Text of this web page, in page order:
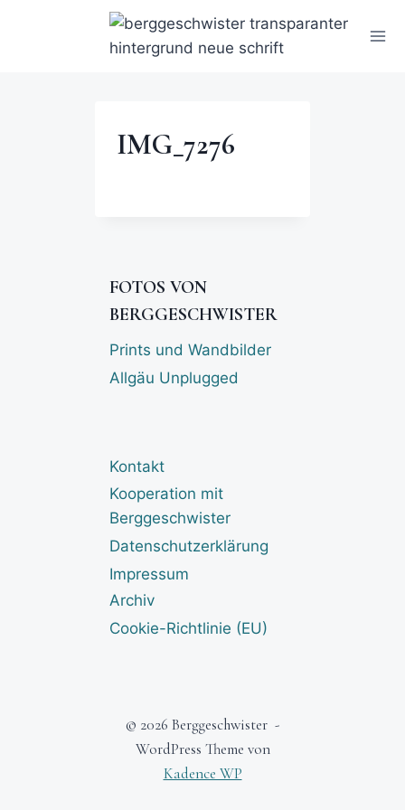
IMG_7276
FOTOS VON
BERGGESCHWISTER
Prints und Wandbilder
Allgäu Unplugged
Kontakt
Kooperation mit
Berggeschwister
Datenschutzerklärung
Impressum
Archiv
Cookie-Richtlinie (EU)
© 2026 Berggeschwister -
WordPress Theme von
Kadence WP